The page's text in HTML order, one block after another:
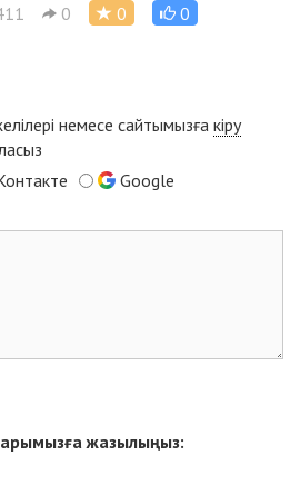
0 0 0
немесе сайтымызға кіру
Google
жазылыңыз: